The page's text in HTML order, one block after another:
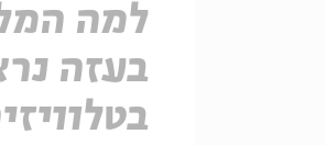
למה
בעזה